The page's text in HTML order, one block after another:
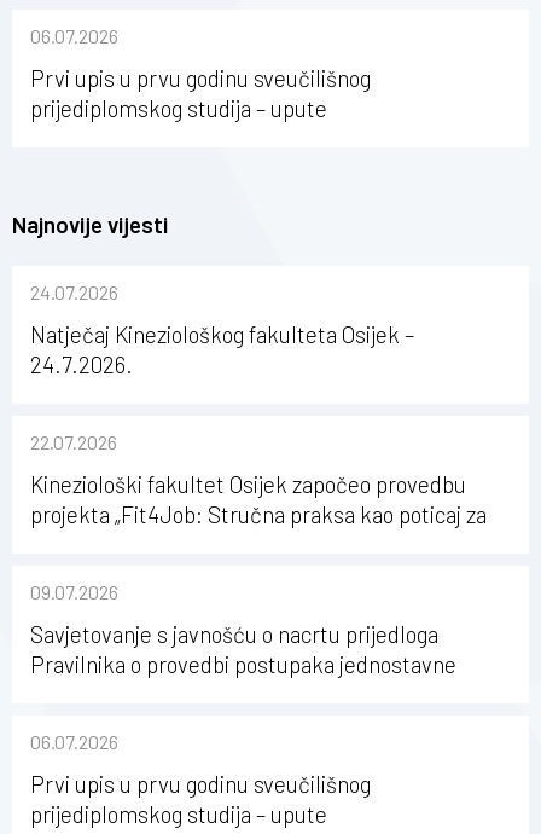
Osijeku
06.07.2026
Prvi upis u prvu godinu sveučilišnog
prijediplomskog studija – upute
Najnovije vijesti
24.07.2026
Natječaj Kineziološkog fakulteta Osijek –
24.7.2026.
22.07.2026
Kineziološki fakultet Osijek započeo provedbu
projekta „Fit4Job: Stručna praksa kao poticaj za
09.07.2026
Savjetovanje s javnošću o nacrtu prijedloga
Pravilnika o provedbi postupaka jednostavne
Osijeku
06.07.2026
Prvi upis u prvu godinu sveučilišnog
prijediplomskog studija – upute